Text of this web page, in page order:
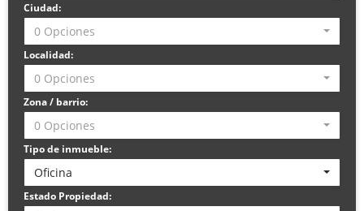
Ciudad:
0 Opciones
Localidad:
0 Opciones
Zona / barrio:
0 Opciones
Tipo de inmueble:
Oficina
Estado Propiedad: